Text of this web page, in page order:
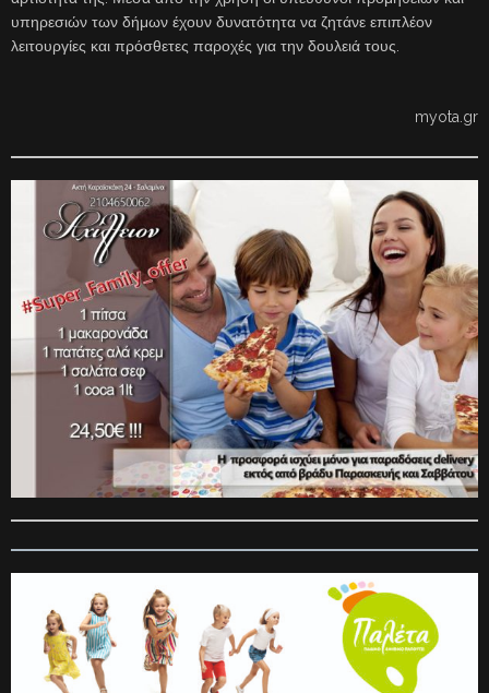
υπηρεσιών των δήμων έχουν δυνατότητα να ζητάνε επιπλέον
λειτουργίες και πρόσθετες παροχές για την δουλειά τους.
myota.gr